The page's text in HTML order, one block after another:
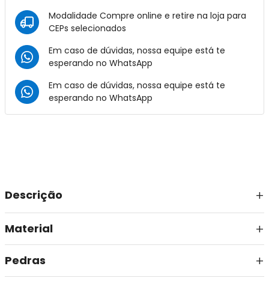
Modalidade Compre online e retire na loja para
CEPs selecionados
Em caso de dúvidas, nossa equipe está te
esperando no WhatsApp
Em caso de dúvidas, nossa equipe está te
esperando no WhatsApp
Descrição
Material
Pedras